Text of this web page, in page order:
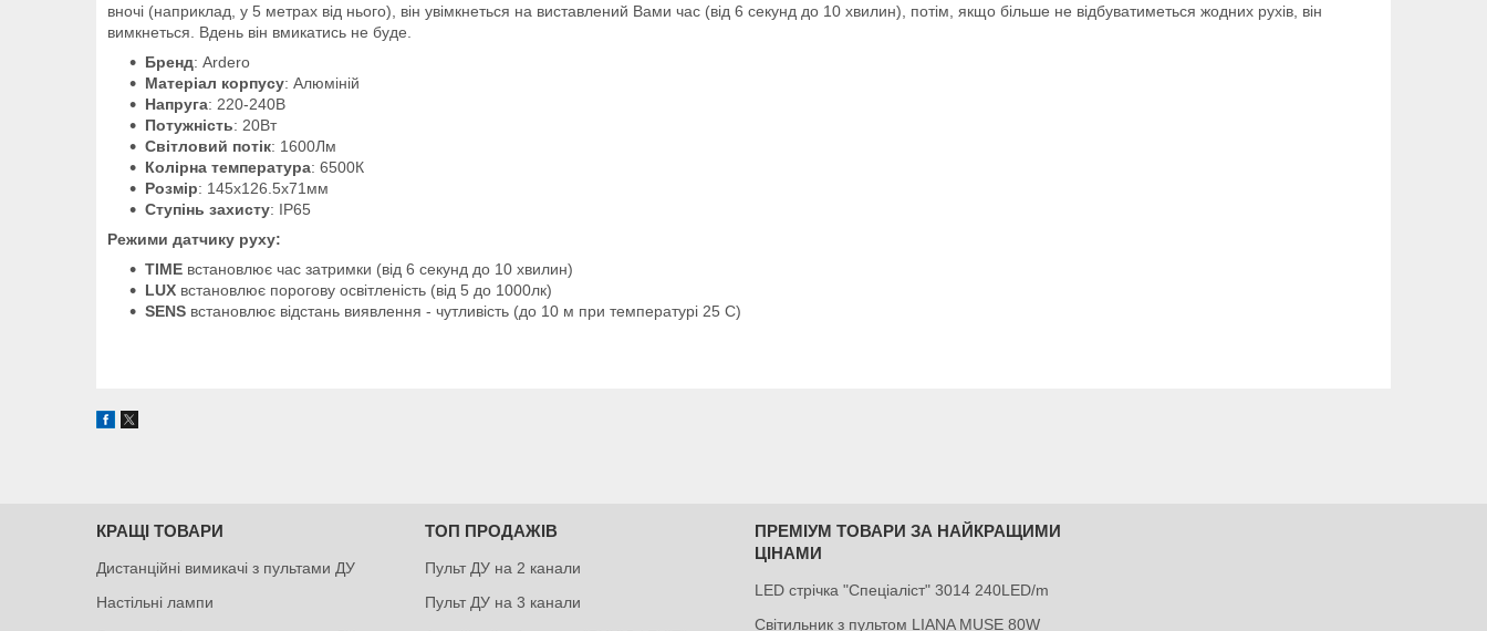
вночі (наприклад, у 5 метрах від нього), він увімкнеться на виставлений Вами час (від 6 секунд до 10 хвилин), потім, якщо більше не відбуватиметься жодних рухів, він
вимкнеться. Вдень він вмикатись не буде.
Бренд: Ardero
Матеріал корпусу: Алюміній
Напруга: 220-240В
Потужність: 20Вт
Світловий потік: 1600Лм
Колірна температура: 6500К
Розмір: 145х126.5х71мм
Ступінь захисту: IP65
Режими датчику руху:
TIME встановлює час затримки (від 6 секунд до 10 хвилин)
LUX встановлює порогову освітленість (від 5 до 1000лк)
SENS встановлює відстань виявлення - чутливість (до 10 м при температурі 25 С)
КРАЩІ ТОВАРИ
Дистанційні вимикачі з пультами ДУ
Настільні лампи
ТОП ПРОДАЖІВ
Пульт ДУ на 2 канали
Пульт ДУ на 3 канали
ПРЕМІУМ ТОВАРИ ЗА НАЙКРАЩИМИ
ЦІНАМИ
LED стрічка "Спеціаліст" 3014 240LED/m
Світильник з пультом LIANA MUSE 80W